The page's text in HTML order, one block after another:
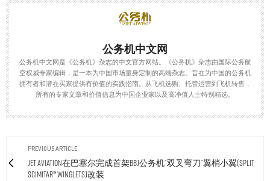
公务机中文网
公务机中文网是《公务机》杂志的中文官方网站。《公务机》杂志由国际公务航
空权威专家编辑，是一本为中国市场量身定制的高端杂志。旨在为中国的公务机
拥有者和潜在买家提供有价值的实践指南。从飞机选购、托管运营到飞机转售，
所有的专家文章和价值信息为中国企业家以及高净值人士特别精选。
PREVIOUS ARTICLE
Jet Aviation在巴塞尔完成首架BBJ公务机”双叉弯刀”翼梢小翼(Split
Scimitar™ Winglets)改装